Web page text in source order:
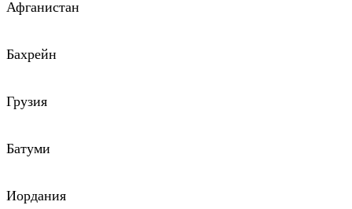
Афганистан
Бахрейн
Грузия
Батуми
Иордания